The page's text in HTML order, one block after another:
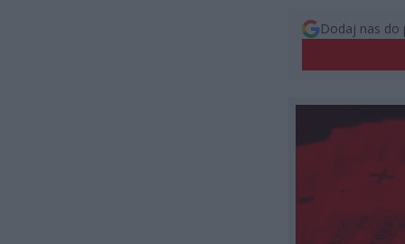
Dodaj nas do